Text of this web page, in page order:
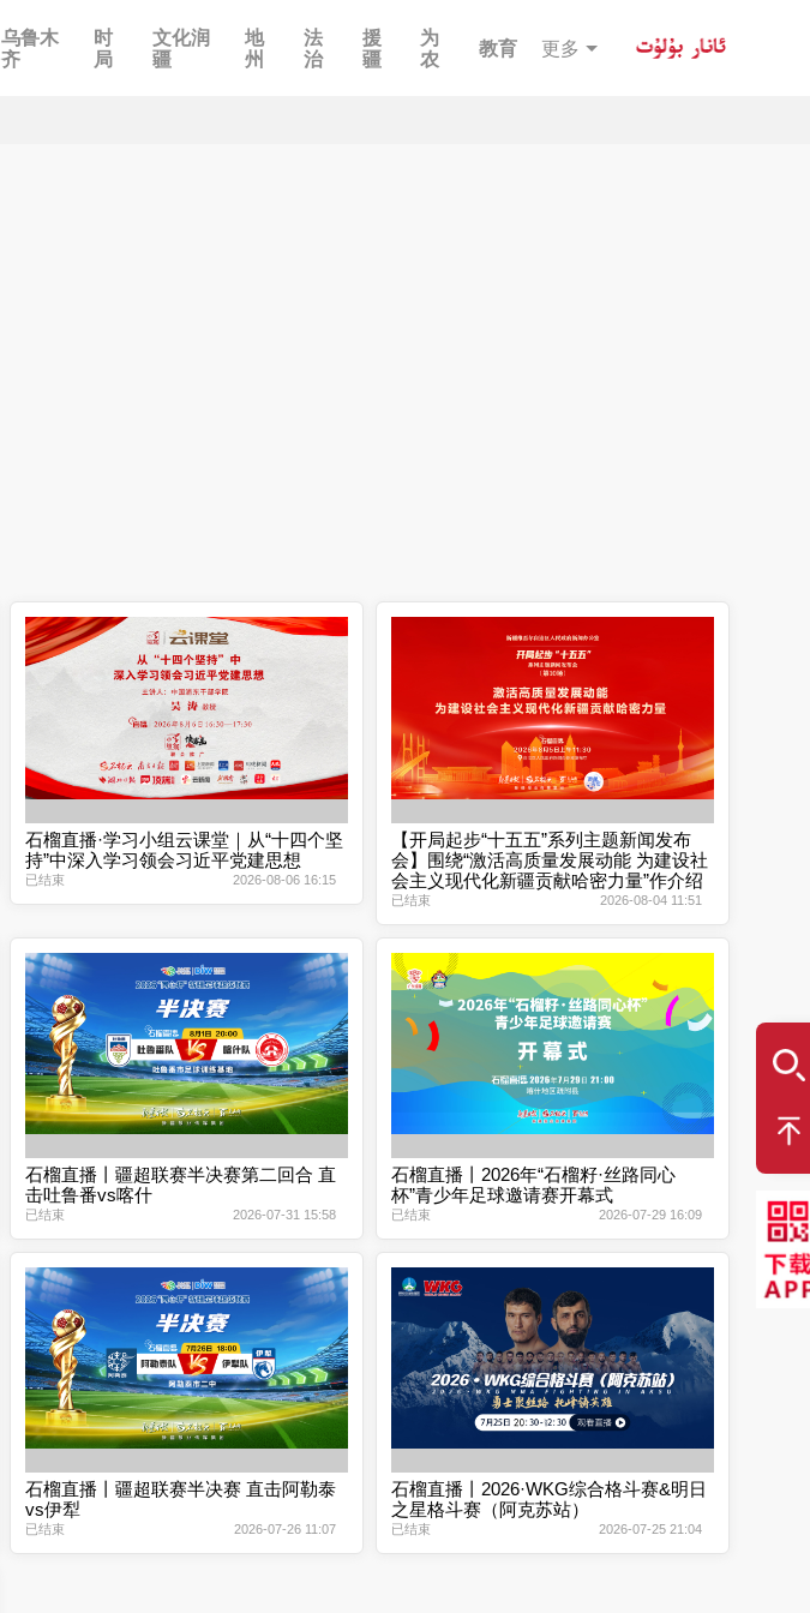
乌鲁木
齐
时
局
文化润
疆
地
州
法
治
援
疆
为
农
教育 更多
石榴直播·学习小组云课堂｜从“十四个坚
持”中深入学习领会习近平党建思想
已结束 2026-08-06 16:15
【开局起步“十五五”系列主题新闻发布
会】围绕“激活高质量发展动能 为建设社
会主义现代化新疆贡献哈密力量”作介绍
已结束 2026-08-04 11:51
石榴直播丨疆超联赛半决赛第二回合 直
击吐鲁番vs喀什
已结束 2026-07-31 15:58
石榴直播丨2026年“石榴籽·丝路同心
杯”青少年足球邀请赛开幕式
已结束 2026-07-29 16:09
石榴直播丨疆超联赛半决赛 直击阿勒泰
vs伊犁
已结束 2026-07-26 11:07
石榴直播丨2026·WKG综合格斗赛&明日
之星格斗赛（阿克苏站）
已结束 2026-07-25 21:04